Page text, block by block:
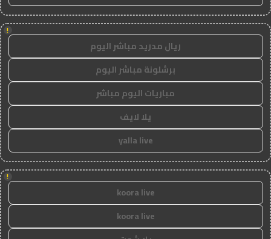
!
ريال مدريد مباشر اليوم
برشلونة مباشر اليوم
مباريات اليوم مباشر
يلا لايف
yalla live
!
koora live
koora live